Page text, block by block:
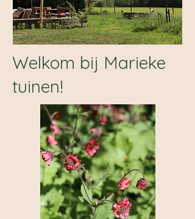
Welkom bij Marieke
tuinen!